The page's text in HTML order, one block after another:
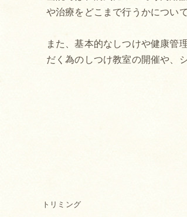
や治療をどこまで行うかについ
また、基本的なしつけや健康管
だく為のしつけ教室の開催や、
トリミング